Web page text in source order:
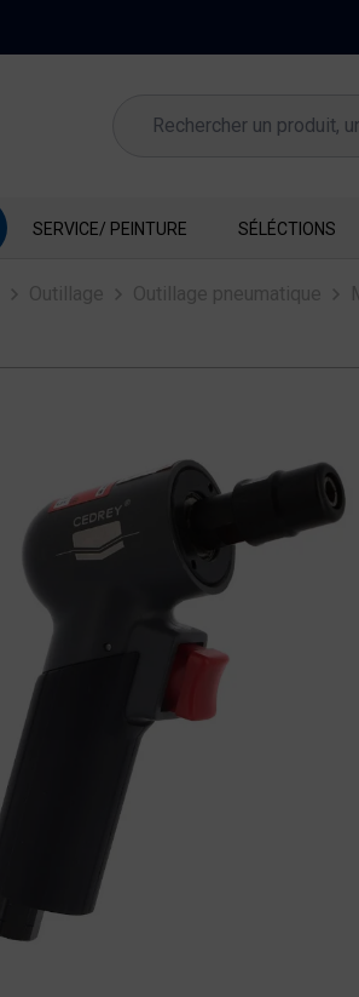
SERVICE/ PEINTURE SÉLÉCTIONS
Outillage Outillage pneumatique